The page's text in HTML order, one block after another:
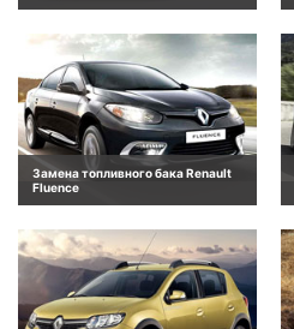
Замена топливного бака Renault
Fluence